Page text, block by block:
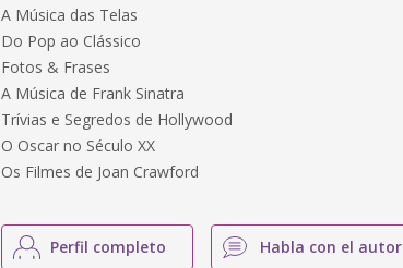
A Música das Telas
Do Pop ao Clássico
Fotos & Frases
A Música de Frank Sinatra
Trívias e Segredos de Hollywood
O Oscar no Século XX
Os Filmes de Joan Crawford
Perfil completo Habla con el autor